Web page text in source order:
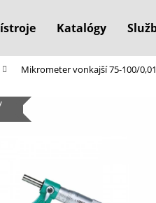
Katalógy
Mikrometer vonkajší 75-100/
nájsť?